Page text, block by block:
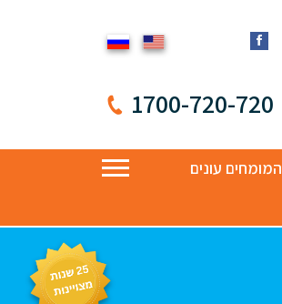
1700-720-720
המומחים עונים